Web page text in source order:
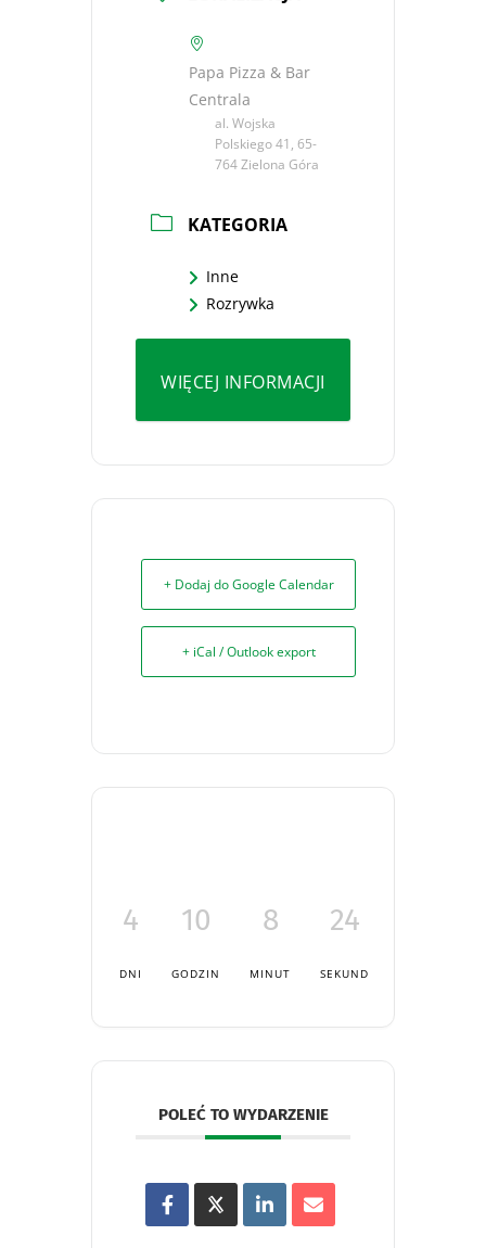
Papa Pizza & Bar
Centrala
al. Wojska
Polskiego 41, 65-
764 Zielona Góra
KATEGORIA
Inne
Rozrywka
WIĘCEJ INFORMACJI
+ Dodaj do Google Calendar
+ iCal / Outlook export
4
DNI
10
GODZIN
8
MINUT
24
SEKUND
POLEĆ TO WYDARZENIE